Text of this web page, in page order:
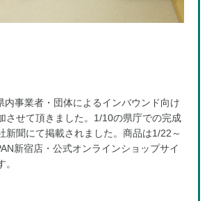
内事業者・団体によるインバウンド向け
させて頂きました。1/10の県庁での完成
新聞にて掲載されました。商品は1/22～
新宿店・公式オンラインショップサイ